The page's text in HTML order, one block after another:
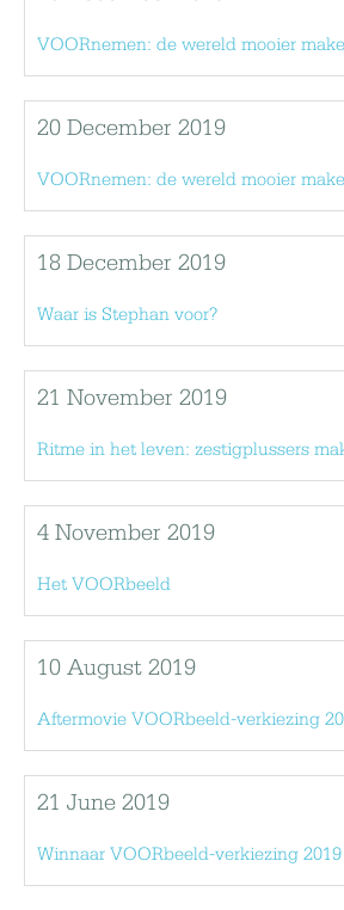
VOORnemen: de wereld mooier
20 December 2019
VOORnemen: de wereld mooier
18 December 2019
Waar is Stephan voor?
21 November 2019
Ritme in het leven: zestigplussers
4 November 2019
Het VOORbeeld
10 August 2019
Aftermovie VOORbeeld-verkiezing
21 June 2019
Winnaar VOORbeeld-verkiezing 2019